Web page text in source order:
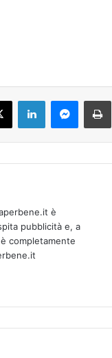
è
pubblicità e, a
completamente